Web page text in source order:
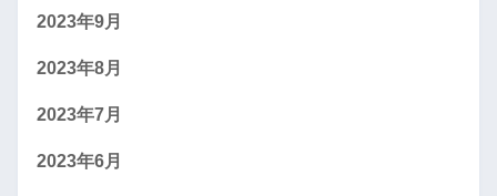
2023年9月
2023年8月
2023年7月
2023年6月